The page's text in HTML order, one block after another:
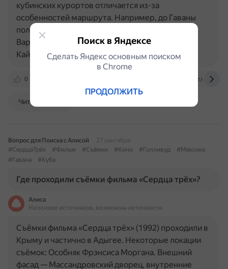
0 www.tourister.ru
кубинских курортов отличается из-за
особенностей маршрута. Например, до Гаваны
полёт занимает около 12 часов 25 минут, а до
Варадеро — примерно 13 часов 30 минут, а до
Кайо-Коко — около 14 часов 25…
Читать далее
Вопрос для Поиска с Алисой
27 сентября
#СердцаТрёх
#Фильм #Съёмки #Кино #Голливуд
#Мексика
#Гавана
#Куба
Где проходили съёмки фильма «Сердца трёх»?
Алиса
На основе источников, возможны неточности
Съёмки фильма «Сердца трёх» (1992) проходили в
Крыму и частично в Адыгее. Некоторые локации
съёмок: Особняк Фрэнсиса Моргана. Внешний
фасад — Массандровский дворец, внутренние
Поиск в Яндексе
Сделать Яндекс основным поиском
в Сhrome
ПРОДОЛЖИТЬ